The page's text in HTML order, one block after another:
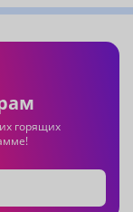
горящих